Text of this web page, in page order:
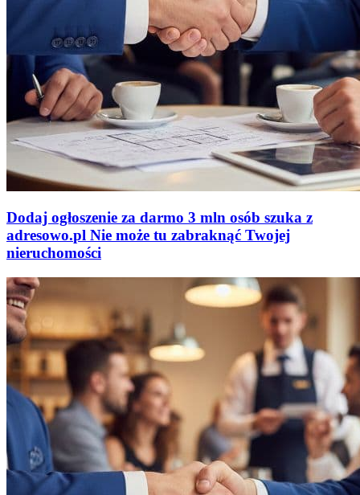
Dodaj ogłoszenie za darmo 3 mln osób szuka z
adresowo.pl Nie może tu zabraknąć Twojej
nieruchomości